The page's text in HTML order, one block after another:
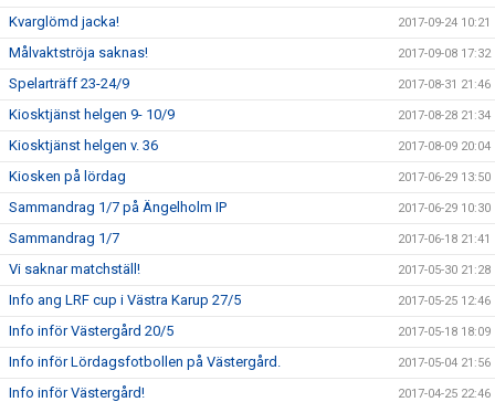
Kvarglömd jacka! 2017-09-24 10:21
Målvaktströja saknas! 2017-09-08 17:32
Spelarträff 23-24/9 2017-08-31 21:46
Kiosktjänst helgen 9- 10/9 2017-08-28 21:34
Kiosktjänst helgen v. 36 2017-08-09 20:04
Kiosken på lördag 2017-06-29 13:50
Sammandrag 1/7 på Ängelholm IP 2017-06-29 10:30
Sammandrag 1/7 2017-06-18 21:41
Vi saknar matchställ! 2017-05-30 21:28
Info ang LRF cup i Västra Karup 27/5 2017-05-25 12:46
Info inför Västergård 20/5 2017-05-18 18:09
Info inför Lördagsfotbollen på Västergård. 2017-05-04 21:56
Info inför Västergård! 2017-04-25 22:46